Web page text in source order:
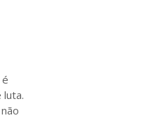
luta.